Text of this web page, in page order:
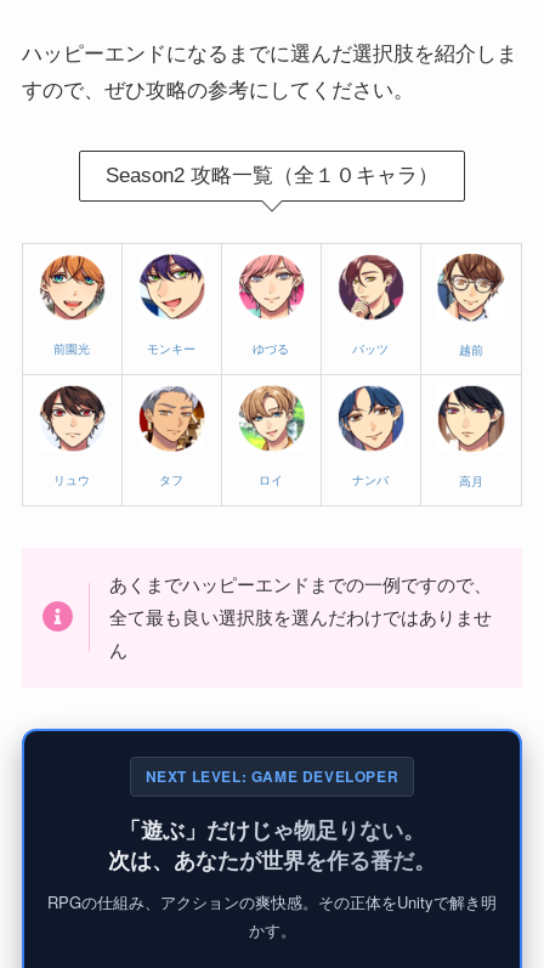
ハッピーエンドになるまでに選んだ選択肢を紹介しま
すので、ぜひ攻略の参考にしてください。
Season2 攻略一覧（全１０キャラ）
前園光 モンキー ゆづる バッツ 越前
リュウ タフ ロイ ナンバ 高月
あくまでハッピーエンドまでの一例ですので、
全て最も良い選択肢を選んだわけではありませ
ん
NEXT LEVEL: GAME DEVELOPER
「遊ぶ」だけじゃ物足りない。
次は、あなたが世界を作る番だ。
RPGの仕組み、アクションの爽快感。その正体をUnityで解き明
かす。